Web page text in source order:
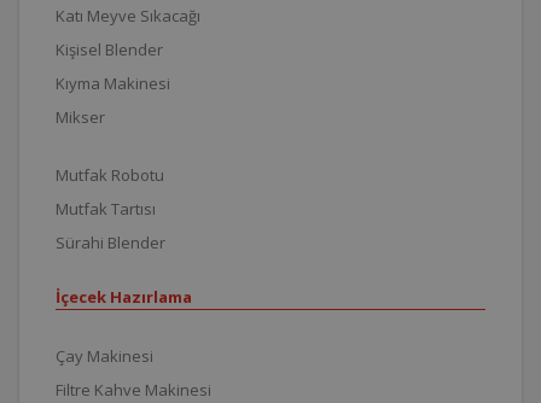
Katı Meyve Sıkacağı
Kişisel Blender
Kıyma Makinesi
Mikser
Mutfak Robotu
Mutfak Tartısı
Sürahi Blender
İçecek Hazırlama
Çay Makinesi
Filtre Kahve Makinesi